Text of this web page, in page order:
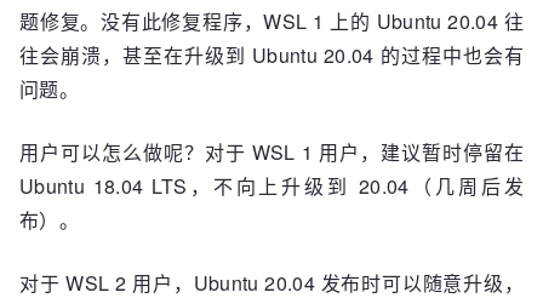
题修复。没有此修复程序，WSL 1 上的 Ubuntu 20.04 往
往会崩溃，甚至在升级到 Ubuntu 20.04 的过程中也会有
问题。
用户可以怎么做呢？对于 WSL 1 用户，建议暂时停留在
Ubuntu 18.04 LTS，不向上升级到 20.04（几周后发
布）。
对于 WSL 2 用户，Ubuntu 20.04 发布时可以随意升级，